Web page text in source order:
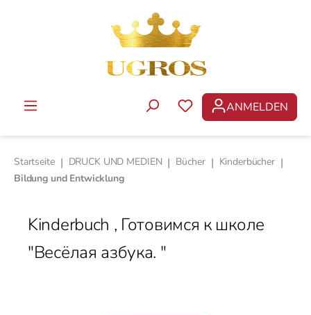
DU HAST 0
ANMELDEN
Startseite | DRUCK UND MEDIEN | Bücher | Kinderbücher |
Bildung und Entwicklung
Kinderbuch , Готовимся к школе
"Весёлая азбука. "